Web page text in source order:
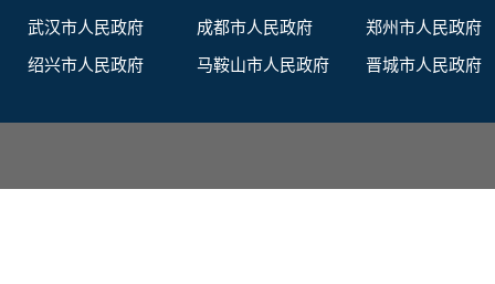
武汉市人民政府
成都市人民政府
郑州市人民政府
绍兴市人民政府
马鞍山市人民政府 晋城市人民政府